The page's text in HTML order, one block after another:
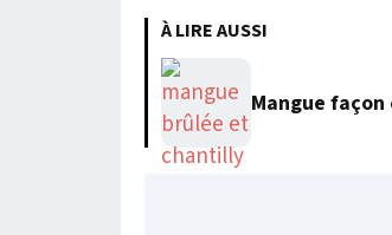
À LIRE AUSSI
Mangue